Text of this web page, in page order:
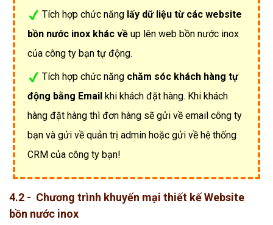
Tích hợp chức năng lấy dữ liệu từ các website
bồn nước inox khác về up lên web bồn nước inox
của công ty bạn tự động.
Tích hợp chức năng chăm sóc khách hàng tự
động bằng Email khi khách đặt hàng. Khi khách
hàng đặt hàng thì đơn hàng sẽ gửi về email công ty
bạn và gửi về quản trị admin hoặc gửi về hệ thống
CRM của công ty bạn!
4.2 - Chương trình khuyến mại thiết kế Website
bồn nước inox